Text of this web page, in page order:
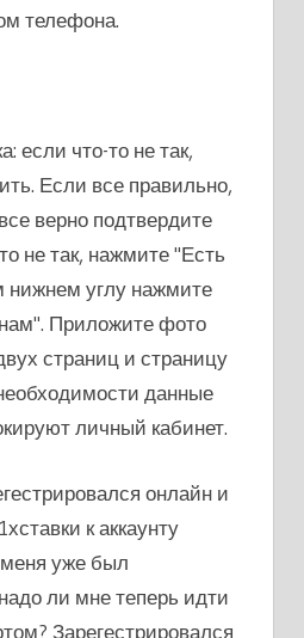
телефона.
если что-то не так,
Если все правильно,
верно подтвердите
не так, нажмите "Есть
нижнем углу нажмите
Приложите фото
страниц и страницу
данные
личный кабинет.
онлайн и
к аккаунту
уже был
ли мне теперь идти
Зарегестрировался